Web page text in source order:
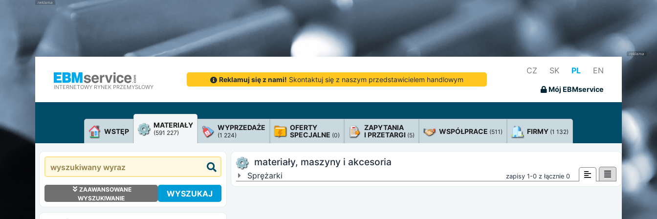
INTERNETOWY RYNEK PRZEMYSŁOWY
Reklamuj się z nami! Skontaktuj się z naszym przedstawicielem handlowym
CZ SK PL EN
Mój EBMservice
WSTĘP
MATERIAŁY
(591 227)
WYPRZEDAŻE
(1 224)
OFERTY
SPECJALNE (0)
ZAPYTANIA
I PRZETARGI (5) WSPÓŁPRACE (511) FIRMY (1 132)
ZAAWANSOWANE
WYSZUKIWANIE
WYSZUKAJ
materiały, maszyny i akcesoria
Sprężarki zapisy 1-0 z łącznie 0